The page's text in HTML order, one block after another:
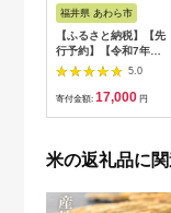
福井県 あわら市
【ふるさと納税】【先
行予約】【令和7年
産】いちほまれ 精米
5kg 《ギフトにもお
すすめ！化粧箱入り》
旬以降順次発送予定
5.0
寄付金額: 17,000 円
米の返礼品に